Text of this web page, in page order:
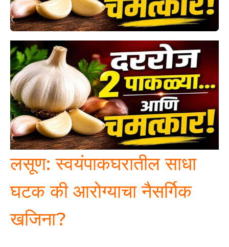
लसूण: स्वयंपाकघरातील साधा
घटक की आरोग्याचा नैसर्गिक
खजिना?